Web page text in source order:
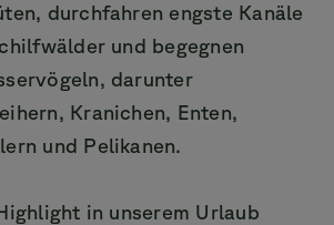
durchfahren engste Kanäle
und begegnen
darunter
Kranichen, Enten,
und Pelikanen.
in unserem Urlaub